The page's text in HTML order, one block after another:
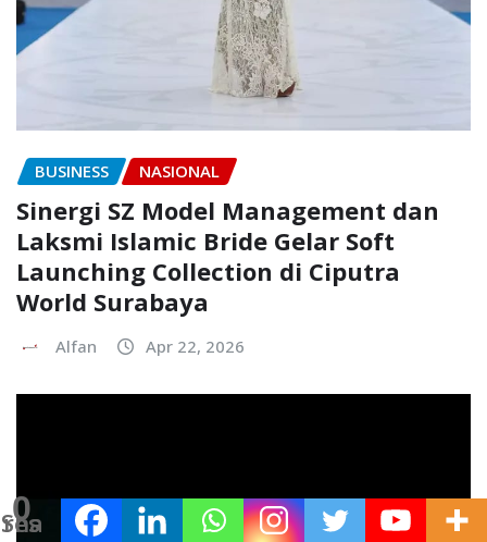
0
Shares
BUSINESS NASIONAL
Sinergi SZ Model Management dan
Laksmi Islamic Bride Gelar Soft
Launching Collection di Ciputra
World Surabaya
Alfan Apr 22, 2026